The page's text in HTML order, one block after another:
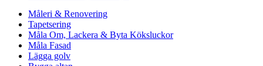
Måleri & Renovering
Tapetsering
Måla Om, Lackera & Byta Köksluckor
Måla Fasad
Lägga golv